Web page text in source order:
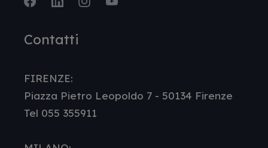
Facebook
LinkedInInstagram
Contatti
FIRENZE:
Piazza Pietro Leopoldo 7 - 50134 Firenze
Tel 055 355911